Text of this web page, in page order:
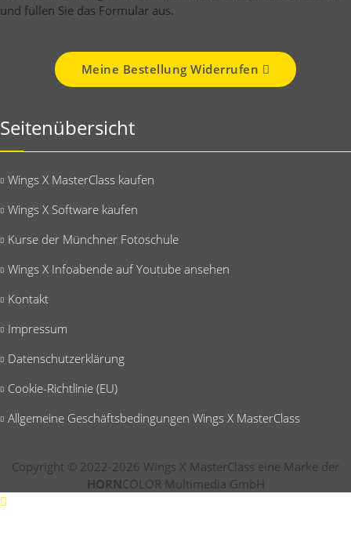
und füllen Sie das Formular aus.
Meine Bestellung Widerrufen
Seitenübersicht
Wings X MasterClass kaufen
Wings X Software kaufen
Kurse der Münchner Fotoschule
Wings X Infoabende auf Youtube ansehen
Kontakt
Impressum
Datenschutzerklärung
Cookie-Richtlinie (EU)
Allgemeine Geschäftsbedingungen Wings X MasterClass
Copyright © 2022-2026 Wings X MasterClass eine Marke der
HORNCOLOR Multimedia GmbH